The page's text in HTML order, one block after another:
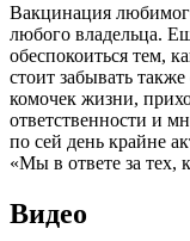
Вакцинация
любого владельца.
обеспокоиться тем,
стоит забывать
комочек жизни,
ответственности и
по сей день крайне
«Мы в ответе за тех,
Видео